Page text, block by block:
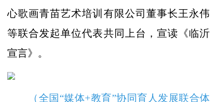
心歌画青苗艺术培训有限公司董事长王永伟
等联合发起单位代表共同上台，宣读《临沂
宣言》。
（全国“媒体+教育”协同育人发展联合体